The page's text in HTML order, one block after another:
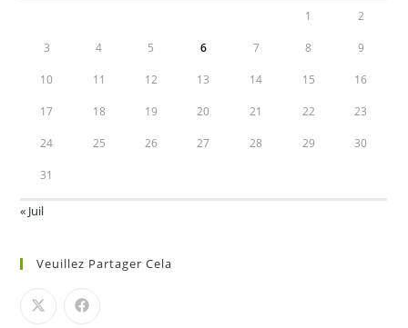
1 2
3 4 5 6 7 8 9
10 11 12 13 14 15 16
17 18 19 20 21 22 23
24 25 26 27 28 29 30
31
« Juil
Veuillez Partager Cela